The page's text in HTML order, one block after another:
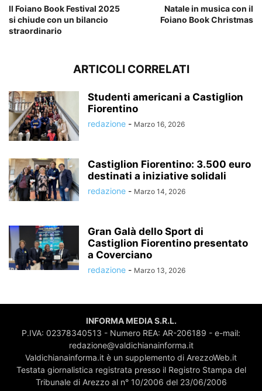
Il Foiano Book Festival 2025
si chiude con un bilancio
straordinario
Natale in musica con il
Foiano Book Christmas
ARTICOLI CORRELATI
Studenti americani a Castiglion
Fiorentino
redazione - Marzo 16, 2026
Castiglion Fiorentino: 3.500 euro
destinati a iniziative solidali
redazione - Marzo 14, 2026
Gran Galà dello Sport di
Castiglion Fiorentino presentato
a Coverciano
redazione - Marzo 13, 2026
INFORMA MEDIA S.R.L.
P.IVA: 02378340513 - Numero REA: AR-206189 - e-mail:
redazione@valdichianainforma.it
Valdichianainforma.it è un supplemento di ArezzoWeb.it
Testata giornalistica registrata presso il Registro Stampa del
Tribunale di Arezzo al n° 10/2006 del 23/06/2006